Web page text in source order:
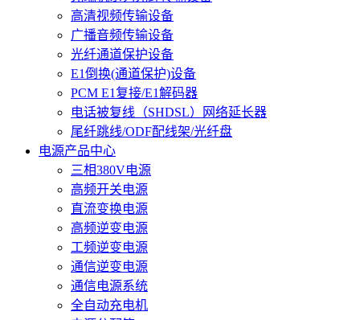
高清视频传输设备
广播音频传输设备
光纤通道保护设备
E1倒换(通道保护)设备
PCM E1复接/E1解码器
电话被复线（SHDSL）网络延长器
尾纤跳线/ODF配线架/光纤盘
电源产品中心
三相380V电源
高频开关电源
直流变换电源
高频逆变电源
工频逆变电源
通信逆变电源
通信电源系统
全自动充电机